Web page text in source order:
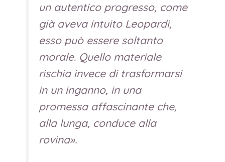
un autentico progresso, come
già aveva intuito Leopardi,
esso può essere soltanto
morale. Quello materiale
rischia invece di trasformarsi
in un inganno, in una
promessa affascinante che,
alla lunga, conduce alla
rovina».